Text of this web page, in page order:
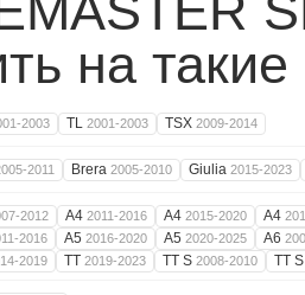
на
2003 TL 2001-2003 TSX 2009-2014
2011 Brera 2005-2010 Giulia 2015-2023
2012 A4 2011-2016 A4 2015-2020 A4
2016 A5 2016-2020 A5 2020-2025 A6
2019 TT 2019-2023 TT S 2008-2010 TT